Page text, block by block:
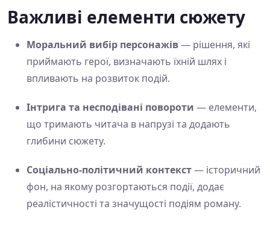
Важливі елементи сюжету
Моральний вибір персонажів— рішення, які
приймають герої, визначають їхній шлях і
впливають на розвиток подій.
Інтрига та несподівані повороти — елементи,
що тримають читача в напрузі та додають
глибини сюжету.
Соціально-політичний контекст— історичний
фон, на якому розгортаються події, додає
реалістичності та значущості подіям роману.